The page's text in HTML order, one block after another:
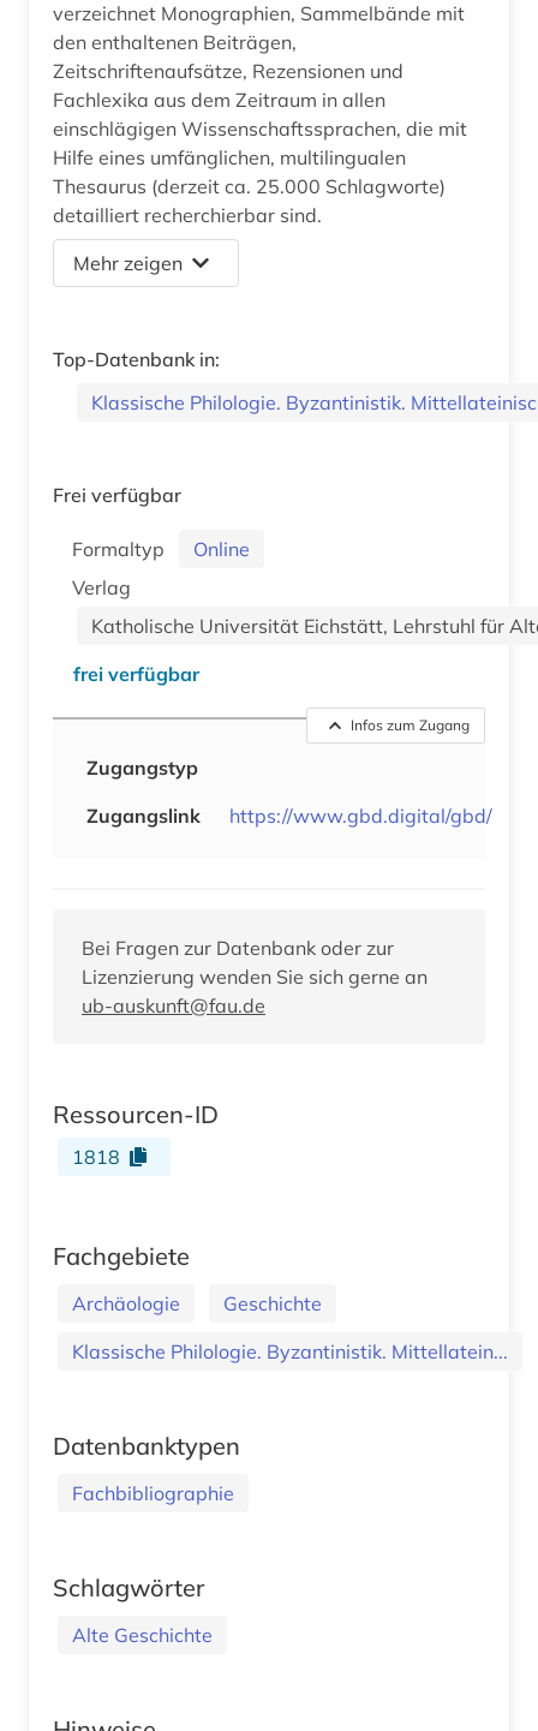
verzeichnet Monographien, Sammelbände mit
den enthaltenen Beiträgen,
Zeitschriftenaufsätze, Rezensionen und
Fachlexika aus dem Zeitraum in allen
einschlägigen Wissenschaftssprachen, die mit
Hilfe eines umfänglichen, multilingualen
Thesaurus (derzeit ca. 25.000 Schlagworte)
detailliert recherchierbar sind.
Mehr zeigen
Top-Datenbank in:
Klassische Philologie. Byzantinistik.
Frei verfügbar
Formaltyp
Online
Verlag
Katholische Universität Eichstätt, Lehrstuhl für
frei verfügbar
Infos zum Zugang
Zugangstyp
Zugangslink
https://www.gbd.digital/gbd/
Bei Fragen zur Datenbank oder zur
Lizenzierung wenden Sie sich gerne an
ub-auskunft@fau.de
Ressourcen-ID
1818
Fachgebiete
Archäologie
Geschichte
Klassische Philologie. Byzantinistik. Mittellatein...
Datenbanktypen
Fachbibliographie
Schlagwörter
Alte Geschichte